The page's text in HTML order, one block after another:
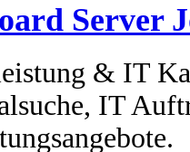
Server
& IT
IT